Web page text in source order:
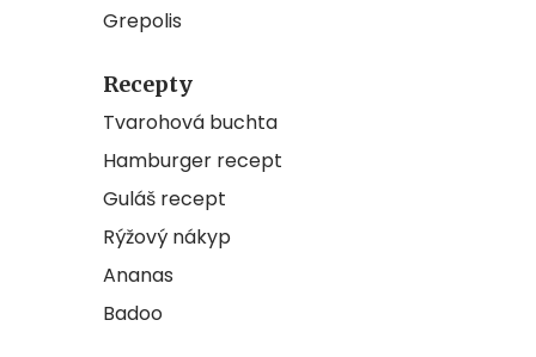
Grepolis
Recepty
Tvarohová buchta
Hamburger recept
Guláš recept
Rýžový nákyp
Ananas
Badoo